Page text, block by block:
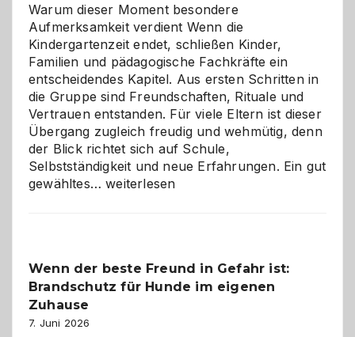
Warum dieser Moment besondere
Aufmerksamkeit verdient Wenn die
Kindergartenzeit endet, schließen Kinder,
Familien und pädagogische Fachkräfte ein
entscheidendes Kapitel. Aus ersten Schritten in
die Gruppe sind Freundschaften, Rituale und
Vertrauen entstanden. Für viele Eltern ist dieser
Übergang zugleich freudig und wehmütig, denn
der Blick richtet sich auf Schule,
Selbstständigkeit und neue Erfahrungen. Ein gut
gewähltes…Abschied
und
herzlich
weiterlesen
Wenn der beste Freund in Gefahr ist:
Brandschutz für Hunde im eigenen
Zuhause
7. Juni 2026